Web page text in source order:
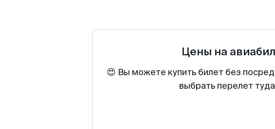
Цены на
😍 Вы можете купить билет без
выбрать перелет